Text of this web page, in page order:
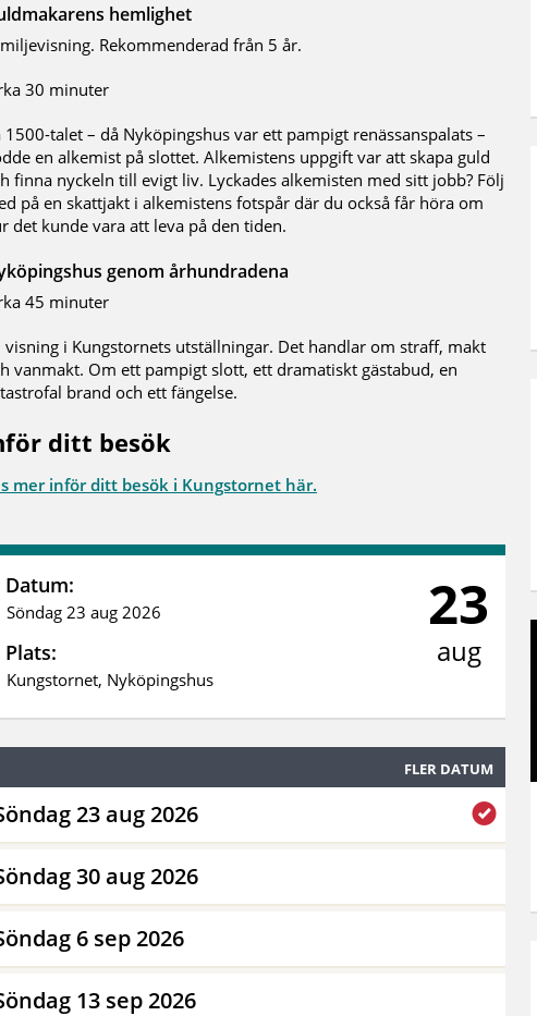
hemlighet
Rekommenderad från 5 år.
30 minuter
1500-talet – då Nyköpingshus var ett pampigt renässanspalats –
en alkemist på slottet. Alkemistens uppgift var att skapa guld
finna nyckeln till evigt liv. Lyckades alkemisten med sitt jobb? Följ
på en skattjakt i alkemistens fotspår där du också får höra om
det kunde vara att leva på den tiden.
genom århundradena
45 minuter
visning i Kungstornets utställningar. Det handlar om straff, makt
vanmakt. Om ett pampigt slott, ett dramatiskt gästabud, en
brand och ett fängelse.
ditt besök
mer inför ditt besök i Kungstornet här.
Datum:
Söndag 23 aug 2026
Plats:
Kungstornet, Nyköpingshus
23
aug
FLER DATUM
23 aug 2026
30 aug 2026
6 sep 2026
13 sep 2026